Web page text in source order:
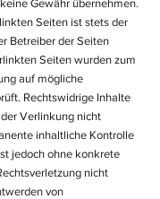
Gewähr übernehmen.
Seiten ist stets der
Betreiber der Seiten
Seiten wurden zum
auf mögliche
Rechtswidrige Inhalte
Verlinkung nicht
inhaltliche Kontrolle
jedoch ohne konkrete
nicht
von